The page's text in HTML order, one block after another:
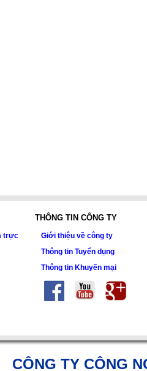
trực
THÔNG TIN CÔNG TY
Giới thiệu về công ty
Thông tin Tuyển dụng
Thông tin Khuyến mại
CÔNG TY CÔNG